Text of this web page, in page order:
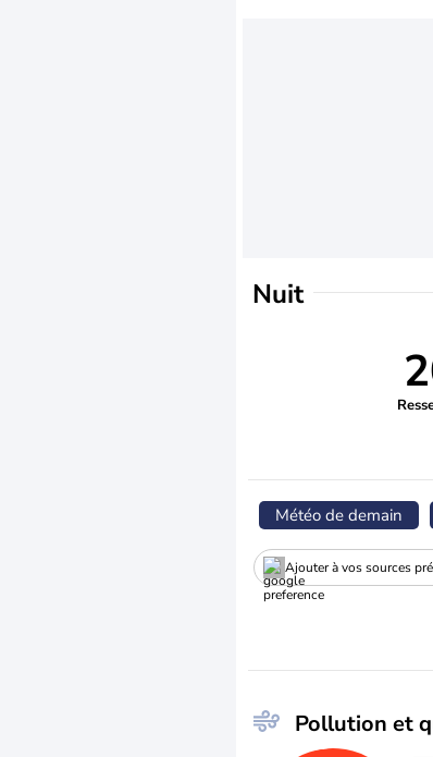
Nuit
Météo de demain
Ajouter à vos sources
Pollution et